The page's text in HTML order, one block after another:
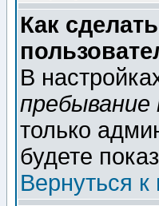
Как
В
только
будете
Вернуться к